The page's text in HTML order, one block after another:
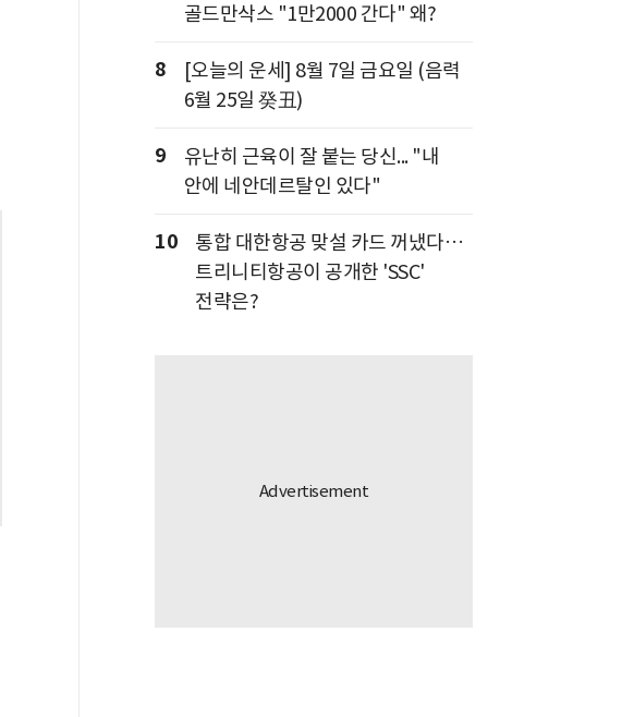
골드만삭스 "1만2000 간다" 왜?
8
[오늘의 운세] 8월 7일 금요일 (음력
6월 25일 癸丑)
9
유난히 근육이 잘 붙는 당신... "내
안에 네안데르탈인 있다"
10
통합 대한항공 맞설 카드 꺼냈다…
트리니티항공이 공개한 'SSC'
전략은?